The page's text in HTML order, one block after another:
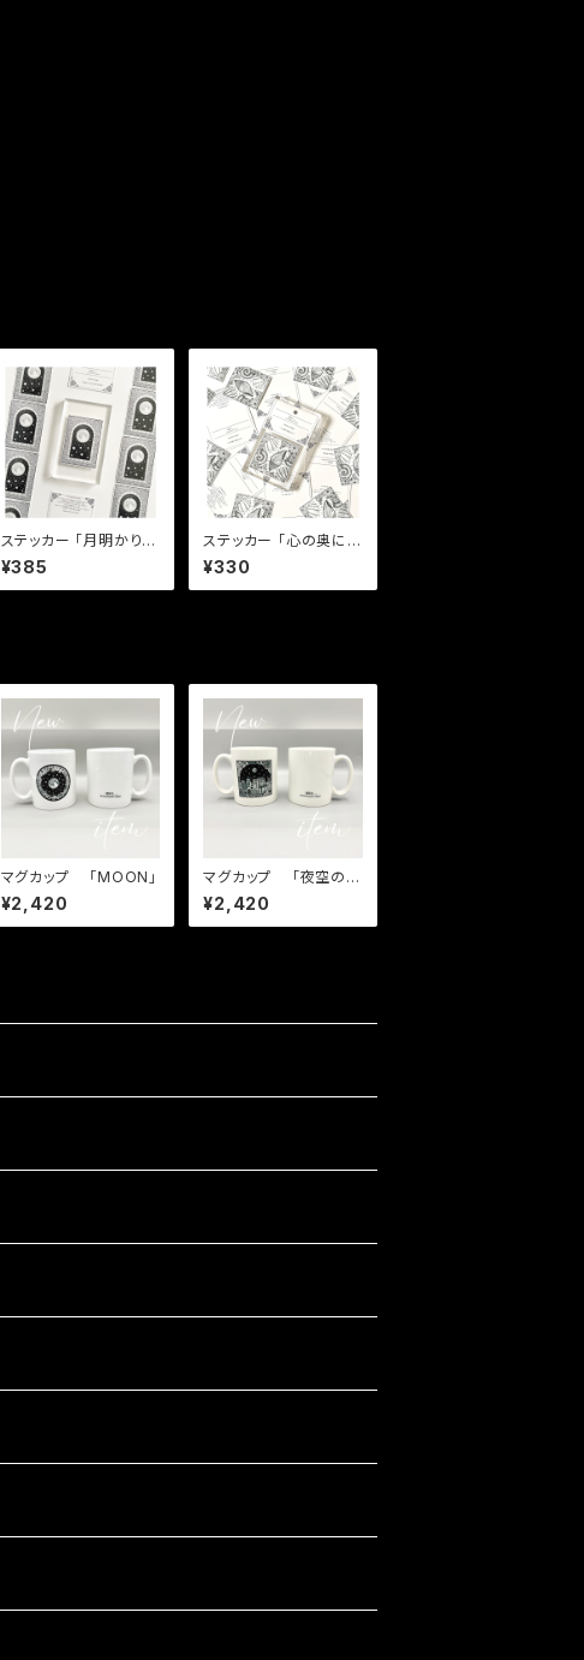
ステッカー 「月明かりの
先に広がる世界」
¥385
ステッカー 「心の奥に眠
るもの」
¥330
マグカップ 「MOON」
¥2,420
マグカップ 「夜空の
街」
¥2,420